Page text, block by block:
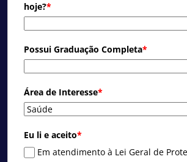
hoje?*
Possui Graduação Completa*
Área de Interesse*
Eu li e aceito*
Em atendimento à Lei Geral de